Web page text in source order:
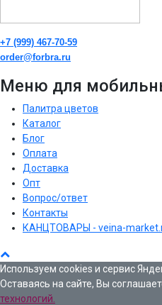
+7 (999) 467-70-59
order@forbra.ru
Меню для
Палитра цветов
Каталог
Блог
Оплата
Доставка
Опт
Вопрос/ответ
Контакты
КАНЦТОВАРЫ - veina-
Используем cookies и сервис
Оставаясь на сайте, Вы
технологий.